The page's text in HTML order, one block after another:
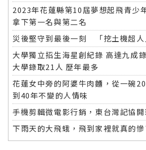
2023年花蓮縣第10屆夢想起飛青少
拿下第一名與第二名
災後堅守到最後一刻 「挖土機超人
大學獨立招生海星創紀錄 高達九成
大學錄取21人 歷年最多
花蓮女中旁的阿婆牛肉麵，從一碗
到40年不變的人情味
手機剪輯微電影行銷，東台灣記協
下雨天的大飛蛾，飛到家裡就真的慘